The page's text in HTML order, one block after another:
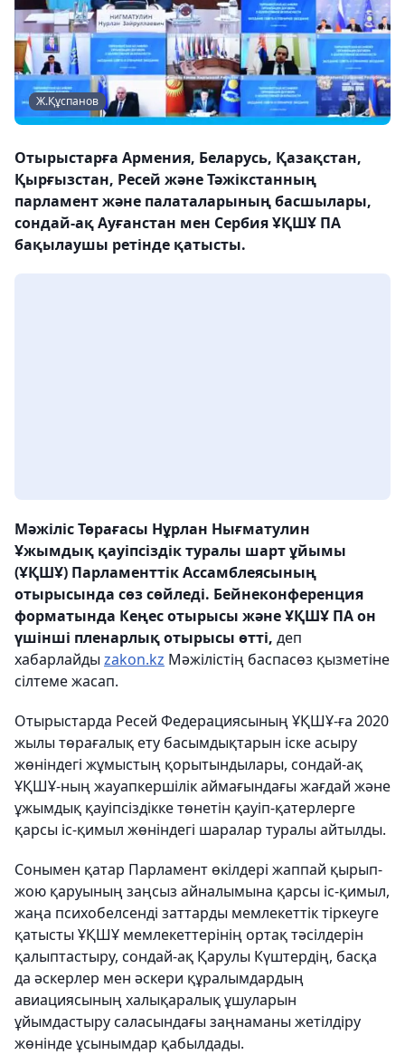
Ж.Құспанов
Отырыстарға Армения, Беларусь, Қазақстан,
Қырғызстан, Ресей және Тәжікстанның
парламент және палаталарының басшылары,
сондай-ақ Ауғанстан мен Сербия ҰҚШҰ ПА
бақылаушы ретінде қатысты.
Мәжіліс Төрағасы Нұрлан Нығматулин
Ұжымдық қауіпсіздік туралы шарт ұйымы
(ҰҚШҰ) Парламенттік Ассамблеясының
отырысында сөз сөйледі. Бейнеконференция
форматында Кеңес отырысы және ҰҚШҰ ПА он
үшінші пленарлық отырысы өтті, деп
хабарлайды zakon.kz Мәжілістің баспасөз қызметіне
сілтеме жасап.
Отырыстарда Ресей Федерациясының ҰҚШҰ-ға 2020
жылы төрағалық ету басымдықтарын іске асыру
жөніндегі жұмыстың қорытындылары, сондай-ақ
ҰҚШҰ-ның жауапкершілік аймағындағы жағдай және
ұжымдық қауіпсіздікке төнетін қауіп-қатерлерге
қарсы іс-қимыл жөніндегі шаралар туралы айтылды.
Сонымен қатар Парламент өкілдері жаппай қырып-
жою қаруының заңсыз айналымына қарсы іс-қимыл,
жаңа психобелсенді заттарды мемлекеттік тіркеуге
қатысты ҰҚШҰ мемлекеттерінің ортақ тәсілдерін
қалыптастыру, сондай-ақ Қарулы Күштердің, басқа
да әскерлер мен әскери құралымдардың
авиациясының халықаралық ұшуларын
ұйымдастыру саласындағы заңнаманы жетілдіру
жөнінде ұсынымдар қабылдады.